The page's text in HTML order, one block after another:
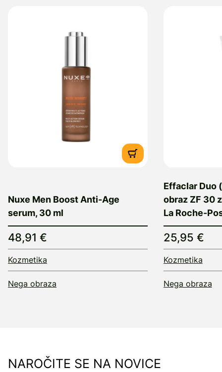
Nuxe Men Boost Anti-Age
serum, 30 ml
48,91 €
Kozmetika
Nega obraza
Effaclar Duo
obraz ZF 30
La Roche-
25,95 €
Kozmetika
Nega obraza
NAROČITE SE NA NOVICE